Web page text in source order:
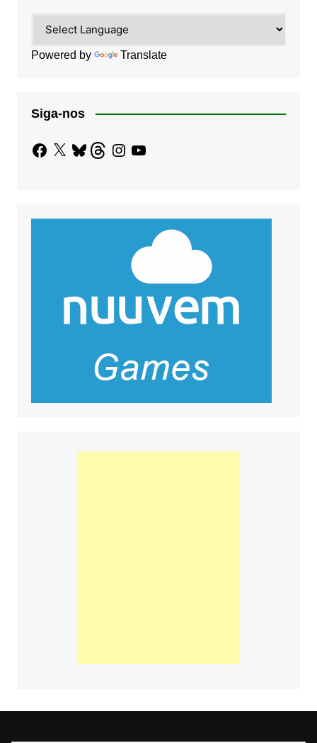
Powered by Translate
Siga-nos
Facebook
X BlueskyThreadsInstagram
YouTube